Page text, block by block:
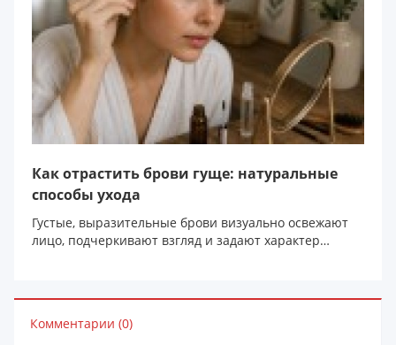
Как отрастить брови гуще: натуральные
способы ухода
Густые, выразительные брови визуально освежают
лицо, подчеркивают взгляд и задают характер
Комментарии (0)